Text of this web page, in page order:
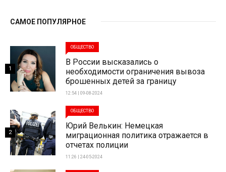
САМОЕ ПОПУЛЯРНОЕ
ОБЩЕСТВО
В России высказались о
необходимости ограничения вывоза
брошенных детей за границу
12:54 | 09-08-2024
1
ОБЩЕСТВО
Юрий Велькин: Немецкая
миграционная политика отражается в
отчетах полиции
11:26 | 24-05-2024
2